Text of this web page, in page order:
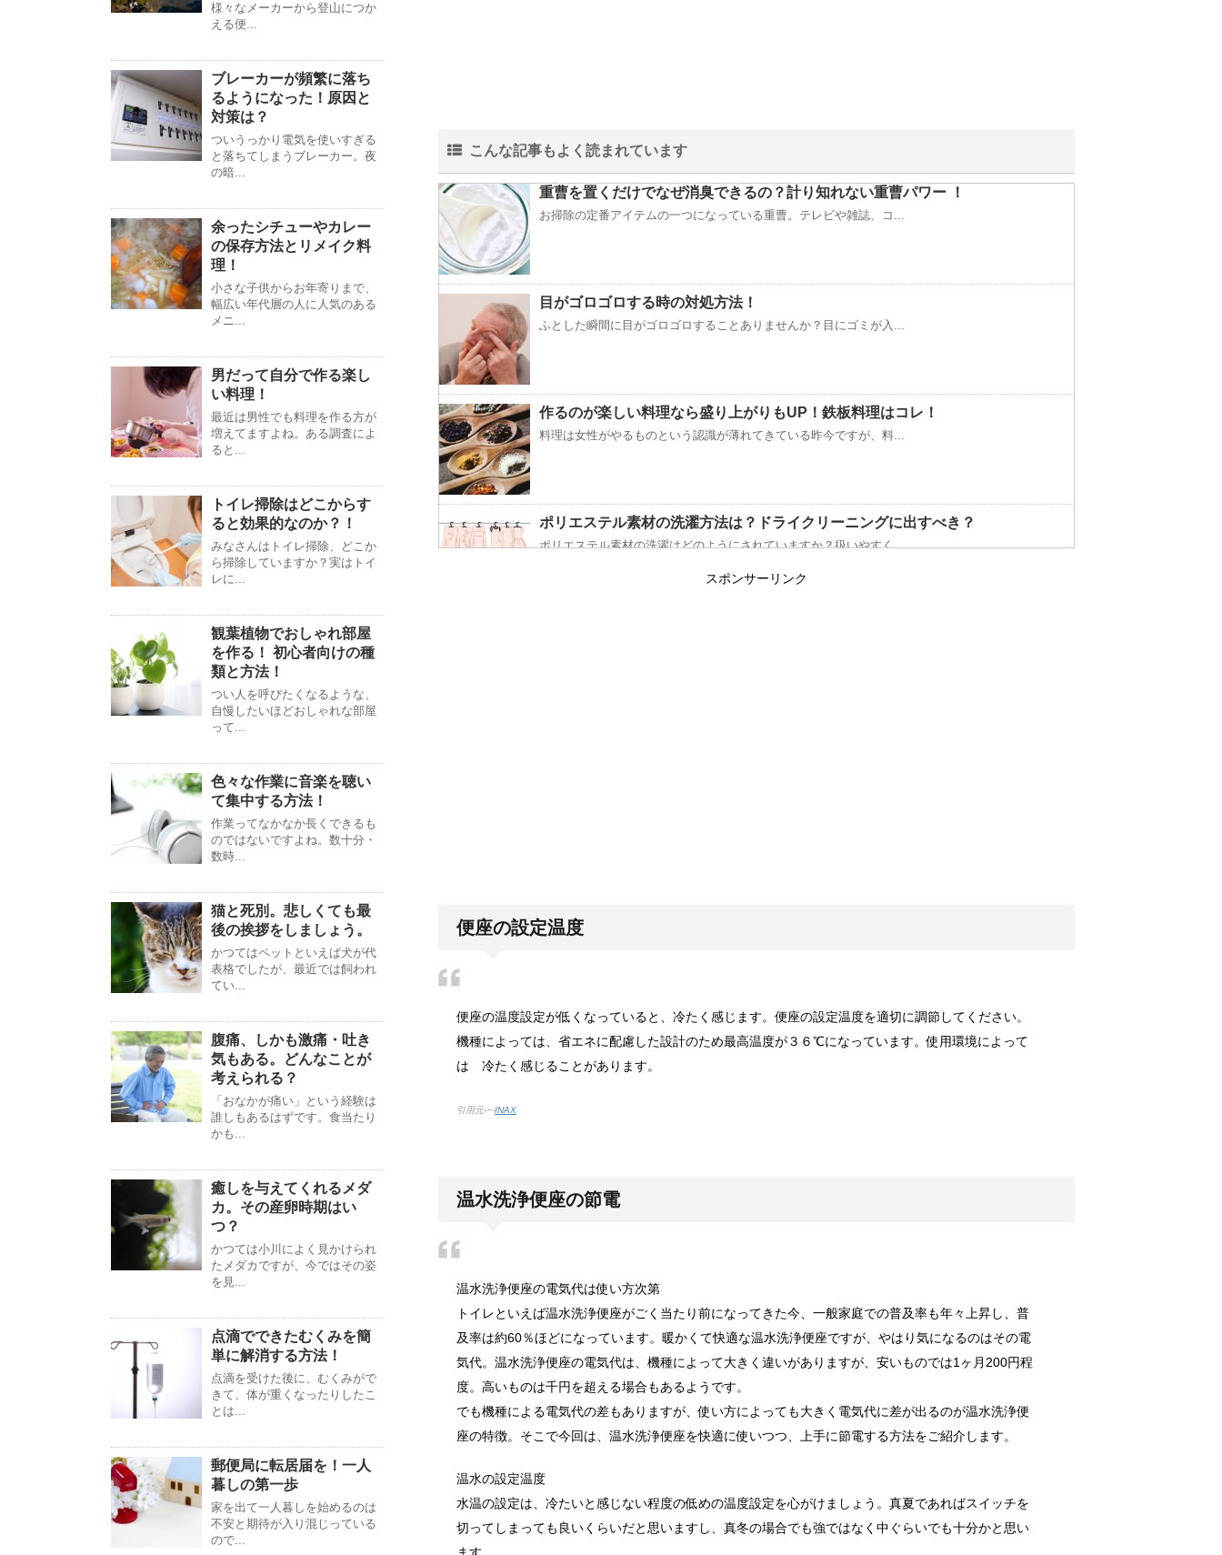
こんな記事もよく読まれています
重曹を置くだけでなぜ消臭できるの？計り知れない重曹パワー ！
お掃除の定番アイテムの一つになっている重曹。テレビや雑誌、コ...
目がゴロゴロする時の対処方法！
ふとした瞬間に目がゴロゴロすることありませんか？目にゴミが入...
作るのが楽しい料理なら盛り上がりもUP！鉄板料理はコレ！
料理は女性がやるものという認識が薄れてきている昨今ですが、料...
ポリエステル素材の洗濯方法は？ドライクリーニングに出すべき？
ポリエステル素材の洗濯はどのようにされていますか？扱いやすく...
余ったシチューやカレーの保存方法とリメイク料理！
最近は男性でも料理を作る方が増えてますよね。ある調査によると...
トイレ掃除はどこからすると効果的なのか？！
みなさんはトイレ掃除、どこから掃除していますか？実はトイレに...
観葉植物でおしゃれ部屋を作る！ 初心者向けの種類と方法！
色々な作業に音楽を聴いて集中する方法！
作業ってなかなか長くできるものではないですよね。数十分・数時...
スポンサーリンク
便座の設定温度
便座の温度設定が低くなっていると、冷たく感じます。便座の設定温度を適切に調節してください。
機種によっては、省エネに配慮した設計のため最高温度が３６℃になっています。使用環境によって
は 冷たく感じることがあります。
引用元-−-INAX
温水洗浄便座の節電
温水洗浄便座の電気代は使い方次第
トイレといえば温水洗浄便座がごく当たり前になってきた今、一般家庭での普及率も年々上昇し、普
及率は約60％ほどになっています。暖かくて快適な温水洗浄便座ですが、やはり気になるのはその電
気代。温水洗浄便座の電気代は、機種によって大きく違いがありますが、安いものでは1ヶ月200円程
度。高いものは千円を超える場合もあるようです。
でも機種による電気代の差もありますが、使い方によっても大きく電気代に差が出るのが温水洗浄便
座の特徴。そこで今回は、温水洗浄便座を快適に使いつつ、上手に節電する方法をご紹介します。
温水の設定温度
水温の設定は、冷たいと感じない程度の低めの温度設定を心がけましょう。真夏であればスイッチを
切ってしまっても良いくらいだと思いますし、真冬の場合でも強ではなく中ぐらいでも十分かと思い
ます。
様々なメーカーから登山につか
える便...
ブレーカーが頻繁に落ち
るようになった！原因と
対策は？
ついうっかり電気を使いすぎる
と落ちてしまうブレーカー。夜
の暗...
余ったシチューやカレー
の保存方法とリメイク料
理！
小さな子供からお年寄りまで、
幅広い年代層の人に人気のある
メニ...
男だって自分で作る楽し
い料理！
最近は男性でも料理を作る方が
増えてますよね。ある調査によ
ると...
トイレ掃除はどこからす
ると効果的なのか？！
みなさんはトイレ掃除、どこか
ら掃除していますか？実はトイ
レに...
観葉植物でおしゃれ部屋
を作る！ 初心者向けの種
類と方法！
つい人を呼びたくなるような、
自慢したいほどおしゃれな部屋
って...
色々な作業に音楽を聴い
て集中する方法！
作業ってなかなか長くできるも
のではないですよね。数十分・
数時...
猫と死別。悲しくても最
後の挨拶をしましょう。
かつてはペットといえば犬が代
表格でしたが、最近では飼われ
てい...
腹痛、しかも激痛・吐き
気もある。どんなことが
考えられる？
「おなかが痛い」という経験は
誰しもあるはずです。食当たり
かも...
癒しを与えてくれるメダ
カ。その産卵時期はい
つ？
かつては小川によく見かけられ
たメダカですが、今ではその姿
を見...
点滴でできたむくみを簡
単に解消する方法！
点滴を受けた後に、むくみがで
きて、体が重くなったりしたこ
とは...
郵便局に転居届を！一人
暮しの第一歩
家を出て一人暮しを始めるのは
不安と期待が入り混じっている
ので...